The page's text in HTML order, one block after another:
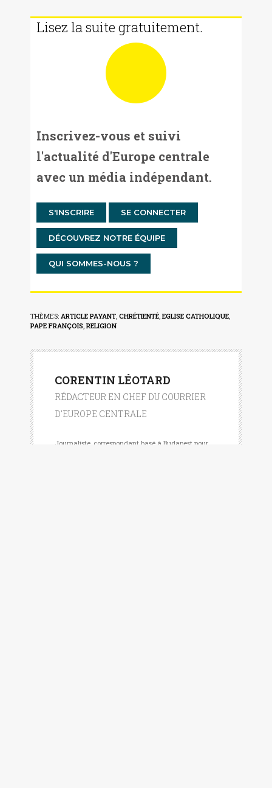
Lisez la suite gratuitement.
Inscrivez-vous et suivi
l'actualité d'Europe centrale
avec un média indépendant.
S'INSCRIRE SE CONNECTER
DÉCOUVREZ NOTRE ÉQUIPE
QUI SOMMES-NOUS ?
THÈMES: ARTICLE PAYANT CHRÉTIENTÉ ,EGLISE CATHOLIQUE
PAPE FRANÇOIS ,RELIGION
CORENTIN LÉOTARD
RÉDACTEUR EN CHEF DU COURRIER
D'EUROPE CENTRALE
Journaliste, correspondant basé à Budapest pour